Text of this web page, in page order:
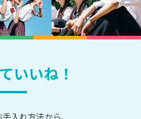
いいね！
入れ方法から、